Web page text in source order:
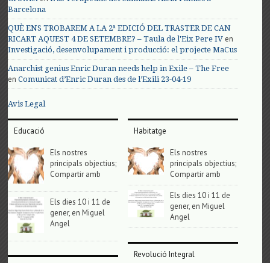
Barcelona
QUÈ ENS TROBAREM A LA 2ª EDICIÓ DEL TRASTER DE CAN
RICART AQUEST 4 DE SETEMBRE? – Taula de l'Eix Pere IV en
Investigació, desenvolupament i producció: el projecte MaCus
Anarchist genius Enric Duran needs help in Exile – The Free
enComunicat d’Enric Duran des de l’Exili 23-04-19
Avis Legal
Educació
Els nostres
principals objectius;
Compartir amb
Els dies 10 i 11 de
gener, en Miguel
Angel
Habitatge
Els nostres
principals objectius;
Compartir amb
Els dies 10 i 11 de
gener, en Miguel
Angel
Revolució Integral